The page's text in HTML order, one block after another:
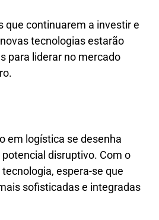
que continuarem a investir e
tecnologias estarão
para liderar no mercado
em logística se desenha
disruptivo. Com o
espera-se que
sofisticadas e integradas